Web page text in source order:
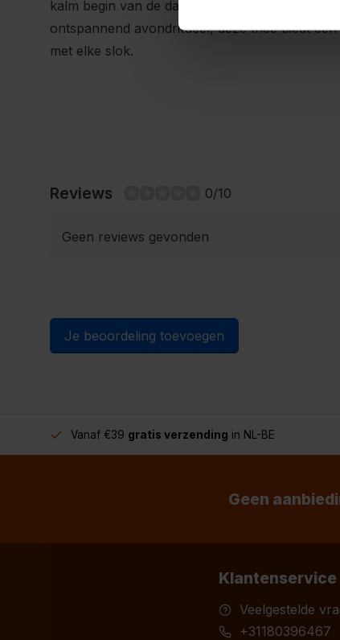
kalm begin van de dag, een verfrissende
ontspannend avondritueel, deze thee biedt
met elke slok.
Reviews 0/10
Geen reviews gevonden
Je beoordeling toevoegen
Vanaf €39 gratis verzending in NL-BE
Geen
Klantenservice
Veelgestelde
+31180396467